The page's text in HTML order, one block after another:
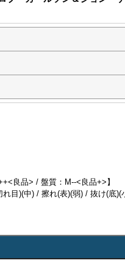
良品> / 盤質：M--<良品+>】
れ目)(中) / 擦れ(表)(弱) / 抜け(底)(